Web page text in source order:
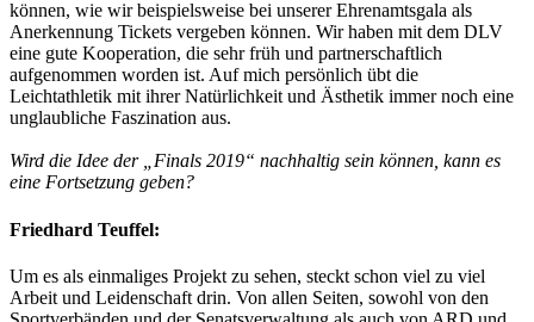
können, wie wir beispielsweise bei unserer Ehrenamtsgala als
Anerkennung Tickets vergeben können. Wir haben mit dem DLV
eine gute Kooperation, die sehr früh und partnerschaftlich
aufgenommen worden ist. Auf mich persönlich übt die
Leichtathletik mit ihrer Natürlichkeit und Ästhetik immer noch eine
unglaubliche Faszination aus.
Wird die Idee der „Finals 2019“ nachhaltig sein können, kann es
eine Fortsetzung geben?
Friedhard Teuffel:
Um es als einmaliges Projekt zu sehen, steckt schon viel zu viel
Arbeit und Leidenschaft drin. Von allen Seiten, sowohl von den